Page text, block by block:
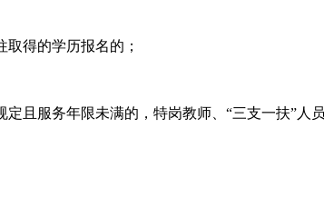
得的学历报名的；
且服务年限未满的，特岗教师、“三支一扶”人